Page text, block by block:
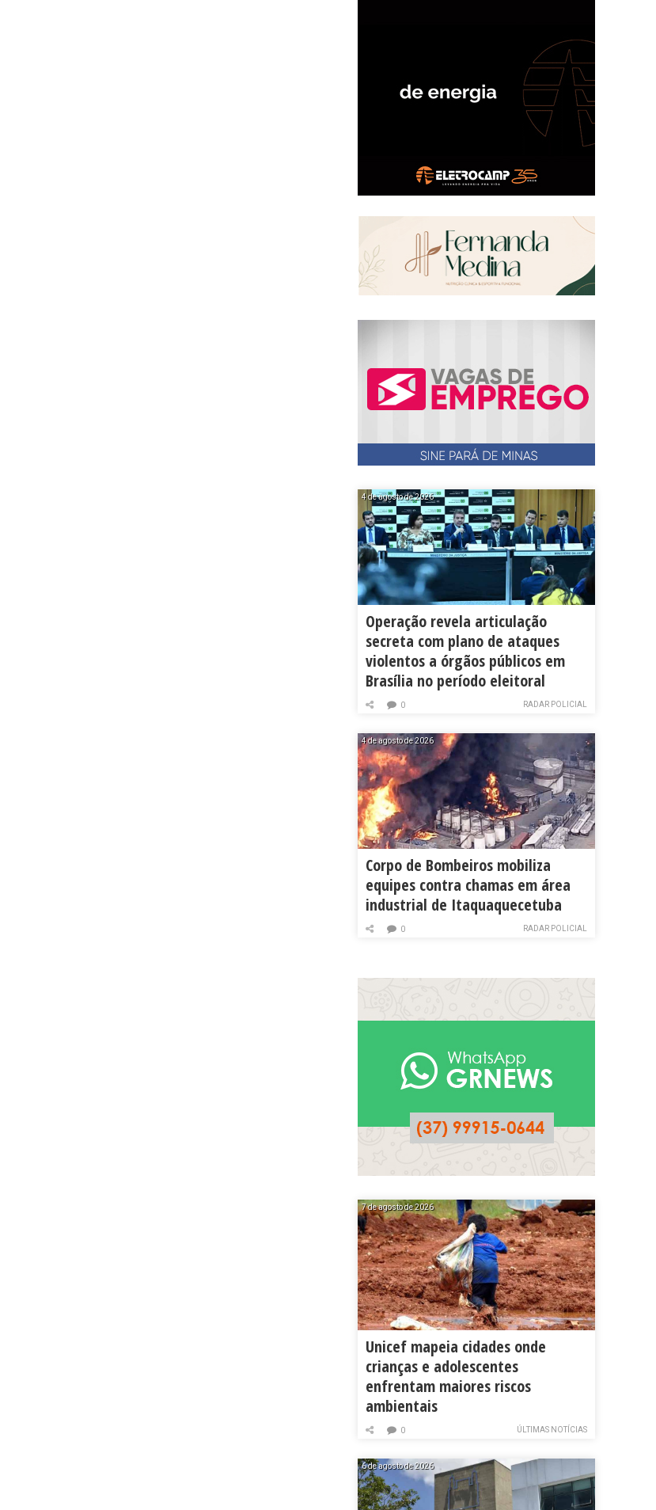
4 de agosto de 2026
Operação revela articulação
secreta com plano de ataques
violentos a órgãos públicos em
Brasília no período eleitoral
RADAR POLICIAL
0
4 de agosto de 2026
Corpo de Bombeiros mobiliza
equipes contra chamas em área
industrial de Itaquaquecetuba
RADAR POLICIAL
0
7 de agosto de 2026
Unicef mapeia cidades onde
crianças e adolescentes
enfrentam maiores riscos
ambientais
ÚLTIMAS NOTÍCIAS
0
6 de agosto de 2026